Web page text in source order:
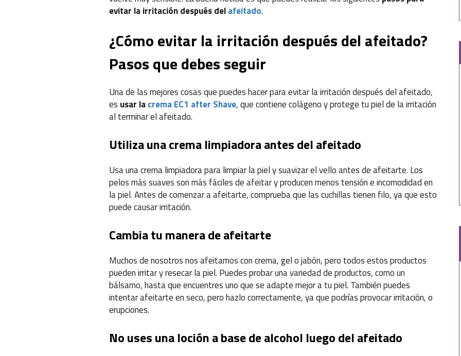
evitar la irritación después delafeitado.
¿Cómo evitar la irritación después del afeitado?
Pasos que debes seguir
Una de las mejores cosas que puedes hacer para evitar la irritación después del afeitado,
es usar lacrema EC1 after Shave, que contiene colágeno y protege tu piel de la irritación
al terminar el afeitado.
Utiliza una crema limpiadora antes del afeitado
Usa una crema limpiadora para limpiar la piel y suavizar el vello antes de afeitarte. Los
pelos más suaves son más fáciles de afeitar y producen menos tensión e incomodidad en
la piel. Antes de comenzar a afeitarte, comprueba que las cuchillas tienen filo, ya que esto
puede causar irritación.
Cambia tu manera de afeitarte
Muchos de nosotros nos afeitamos con crema, gel o jabón, pero todos estos productos
pueden irritar y resecar la piel. Puedes probar una variedad de productos, como un
bálsamo, hasta que encuentres uno que se adapte mejor a tu piel. También puedes
intentar afeitarte en seco, pero hazlo correctamente, ya que podrías provocar irritación, o
erupciones.
No uses una loción a base de alcohol luego del afeitado